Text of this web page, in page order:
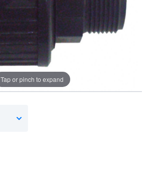
Tap or pinch to expand